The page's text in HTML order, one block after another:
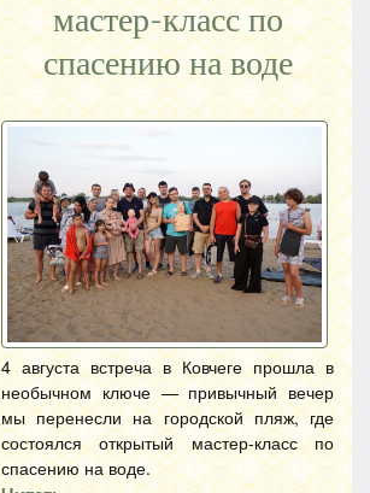
мастер-класс по
спасению на воде
4 августа встреча в Ковчеге прошла в
необычном ключе — привычный вечер
мы перенесли на городской пляж, где
состоялся открытый мастер-класс по
спасению на воде.